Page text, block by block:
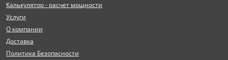
Калькулятор - расчет мощности
Услуги
О компании
Доставка
Политика Безопасности